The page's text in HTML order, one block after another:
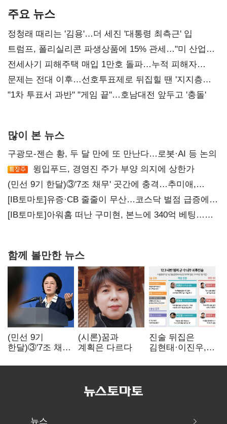
주요 뉴스
정청래 때리는 '김용'…더 세진 '대통령 최측근' 입
트럼프, 폴리실리콘 파생상품에 15% 관세…"미 산업
재건"
전세사기 피해주택 매입 1만호 돌파…누적 피해자
4만278명
문제는 전대 이후…선호투표제로 뒤집힐 땐 '지지층
불복'
"1차 투표서 과반" "게임 끝"…호남대전 앞두고 '충돌'
많이 본 뉴스
구광모-젠슨 황, 두 달 만에 또 만난다…로봇·AI 등 논의
윙입푸드, 경영진 주가 부양 의지에 상한가
(민선 9기 한달)③'7조 채무' 곳간에 충격…추미애,
20년만에 '비상재정' 선언 승부수
[IB토마토]유증·CB 줄줄이 무산…코스닥 벌점 급증에
상폐 압박
[IB토마토]아워홈 떠난 구미현, 본느에 340억 베팅…
함께 볼만한 뉴스
(민선 9기
한달)③'7조 채무'
추미애, 20년만에
(시론)꿈과
계획은 다르다
진술 뒤집은
김현태·이진우,
헌신"…법정서
뉴스